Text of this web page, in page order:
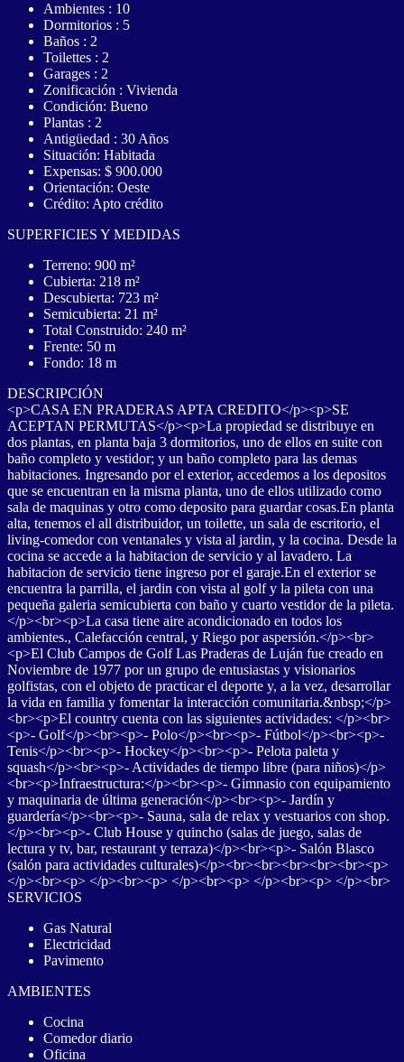
Ambientes : 10
Dormitorios : 5
Baños : 2
Toilettes : 2
Garages : 2
Zonificación : Vivienda
Condición: Bueno
Plantas : 2
Antigüedad : 30 Años
Situación: Habitada
Expensas: $ 900.000
Orientación: Oeste
Crédito: Apto crédito
SUPERFICIES Y MEDIDAS
Terreno: 900 m²
Cubierta: 218 m²
Descubierta: 723 m²
Semicubierta: 21 m²
Total Construido: 240 m²
Frente: 50 m
Fondo: 18 m
DESCRIPCIÓN
<p>CASA EN PRADERAS APTA CREDITO</p><p>SE
ACEPTAN PERMUTAS</p><p>La propiedad se distribuye en
dos plantas, en planta baja 3 dormitorios, uno de ellos en suite con
baño completo y vestidor; y un baño completo para las demas
habitaciones. Ingresando por el exterior, accedemos a los depositos
que se encuentran en la misma planta, uno de ellos utilizado como
sala de maquinas y otro como deposito para guardar cosas.En planta
alta, tenemos el all distribuidor, un toilette, un sala de escritorio, el
living-comedor con ventanales y vista al jardin, y la cocina. Desde la
cocina se accede a la habitacion de servicio y al lavadero. La
habitacion de servicio tiene ingreso por el garaje.En el exterior se
encuentra la parrilla, el jardin con vista al golf y la pileta con una
pequeña galeria semicubierta con baño y cuarto vestidor de la pileta.
</p><br><p>La casa tiene aire acondicionado en todos los
ambientes., Calefacción central, y Riego por aspersión.</p><br>
<p>El Club Campos de Golf Las Praderas de Luján fue creado en
Noviembre de 1977 por un grupo de entusiastas y visionarios
golfistas, con el objeto de practicar el deporte y, a la vez, desarrollar
la vida en familia y fomentar la interacción comunitaria.&nbsp;</p>
<br><p>El country cuenta con las siguientes actividades: </p><br>
<p>- Golf</p><br><p>- Polo</p><br><p>- Fútbol</p><br><p>-
Tenis</p><br><p>- Hockey</p><br><p>- Pelota paleta y
squash</p><br><p>- Actividades de tiempo libre (para niños)</p>
<br><p>Infraestructura:</p><br><p>- Gimnasio con equipamiento
y maquinaria de última generación</p><br><p>- Jardín y
guardería</p><br><p>- Sauna, sala de relax y vestuarios con shop.
</p><br><p>- Club House y quincho (salas de juego, salas de
lectura y tv, bar, restaurant y terraza)</p><br><p>- Salón Blasco
(salón para actividades culturales)</p><br><br><br><br><br><p>
</p><br><p> </p><br><p> </p><br><p> </p><br><p> </p><br>
SERVICIOS
Gas Natural
Electricidad
Pavimento
AMBIENTES
Cocina
Comedor diario
Oficina